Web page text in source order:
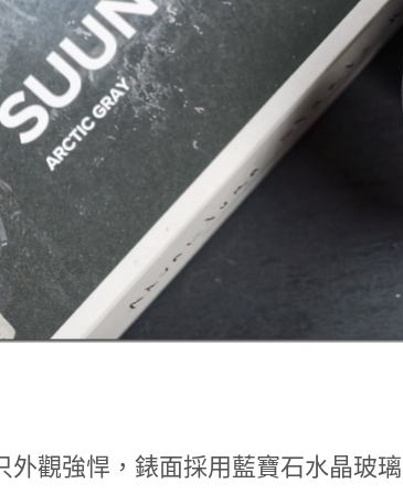
外觀強悍，錶面採用藍寶石水晶玻